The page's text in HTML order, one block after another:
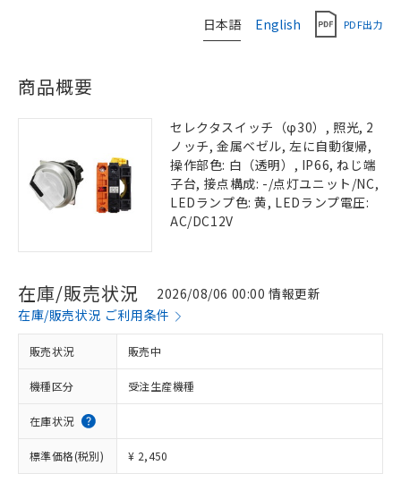
日本語 English PDF出力
商品概要
セレクタスイッチ（φ30）, 照光, 2
ノッチ, 金属ベゼル, 左に自動復帰,
操作部色: 白（透明）, IP66, ねじ端
子台, 接点構成: -/点灯ユニット/NC,
LEDランプ色: 黄, LEDランプ電圧:
AC/DC12V
在庫/販売状況
2026/08/06 00:00 情報更新
在庫/販売状況 ご利用条件
販売状況 販売中
機種区分 受注生産機種
在庫状況
標準価格(税別) ¥ 2,450